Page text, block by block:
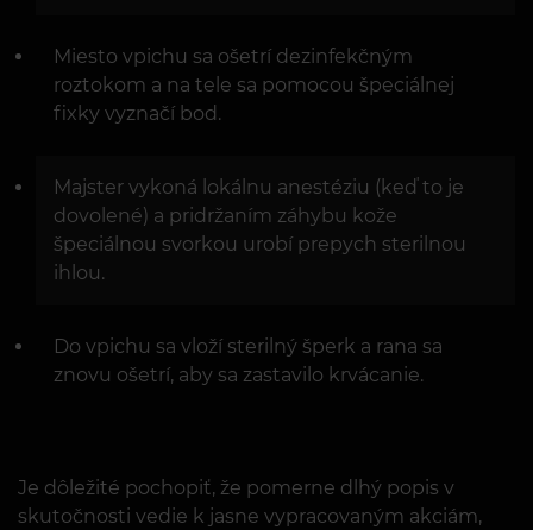
Miesto vpichu sa ošetrí dezinfekčným
roztokom a na tele sa pomocou špeciálnej
fixky vyznačí bod.
Majster vykoná lokálnu anestéziu (keď to je
dovolené) a pridržaním záhybu kože
špeciálnou svorkou urobí prepych sterilnou
ihlou.
Do vpichu sa vloží sterilný šperk a rana sa
znovu ošetrí, aby sa zastavilo krvácanie.
Je dôležité pochopiť, že pomerne dlhý popis v
skutočnosti vedie k jasne vypracovaným akciám,